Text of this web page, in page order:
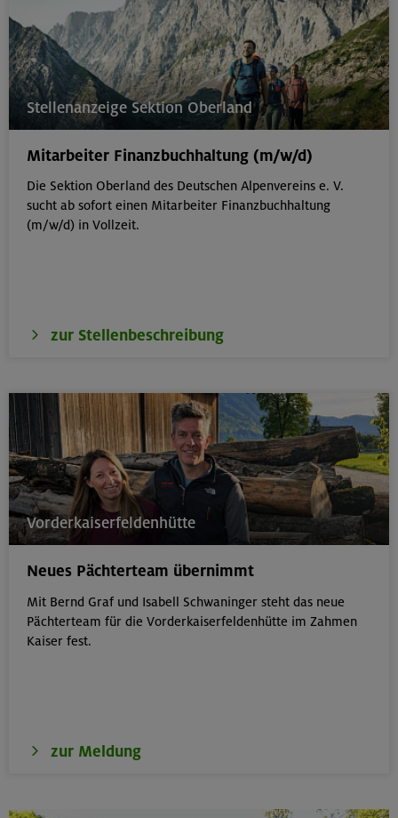
Stellenanzeige Sektion Oberland
Mitarbeiter Finanzbuchhaltung (m/w/d)
Die Sektion Oberland des Deutschen Alpenvereins e. V.
sucht ab sofort einen Mitarbeiter Finanzbuchhaltung
(m/w/d) in Vollzeit.
zur Stellenbeschreibung
Vorderkaiserfeldenhütte
Neues Pächterteam übernimmt
Mit Bernd Graf und Isabell Schwaninger steht das neue
Pächterteam für die Vorderkaiserfeldenhütte im Zahmen
Kaiser fest.
zur Meldung